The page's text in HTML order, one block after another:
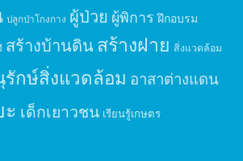
ปลูกป่าโกงกาง ผู้ป่วย ผู้พิการ ฝึกอบรม
สร้างบ้านดินสร้างฝาย สิ่งแวดล้อม
รักษ์สิ่งแวดล้อม อาสาต่างแดน
เด็กเยาวชน เรียนรู้เกษตร